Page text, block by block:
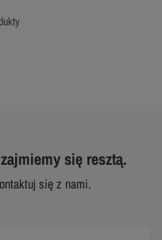
się resztą.
się z nami.